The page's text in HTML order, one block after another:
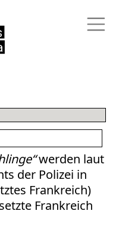
werden laut
der Polizei in
Frankreich)
Frankreich